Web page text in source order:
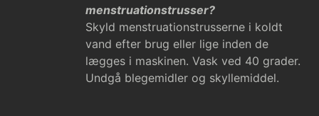
menstruationstrusser?
Skyld menstruationstrusserne i koldt
vand efter brug eller lige inden de
lægges i maskinen. Vask ved 40 grader.
Undgå blegemidler og skyllemiddel.